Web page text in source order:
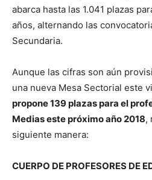
abarca hasta las 1.041 plazas
años, alternando las
Secundaria.
Aunque las cifras son aún
una nueva Mesa Sectorial este
propone 139 plazas para el
Medias este próximo año 2018,
siguiente manera:
CUERPO DE PROFESORES DE